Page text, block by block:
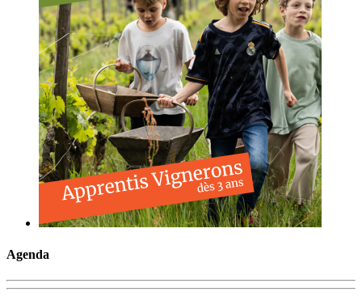
Agenda